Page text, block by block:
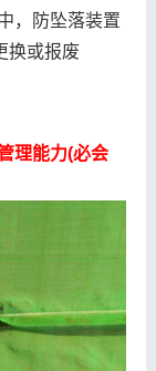
，防坠落装置
换或报废
理能力(必会